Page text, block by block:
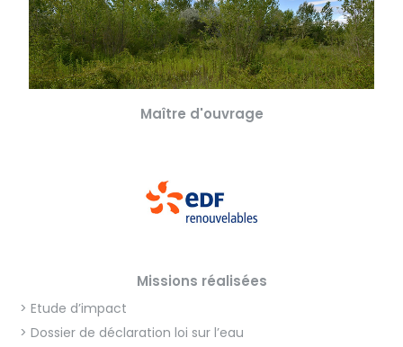
Maître d'ouvrage
Missions réalisées
> Etude d’impact
> Dossier de déclaration loi sur l’eau